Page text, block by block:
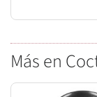
Más en